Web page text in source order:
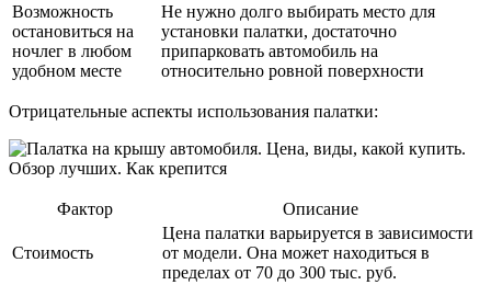
Возможность
остановиться на
ночлег в любом
удобном месте
Не нужно долго выбирать место для
установки палатки, достаточно
припарковать автомобиль на
относительно ровной поверхности
Отрицательные аспекты использования палатки:
Фактор Описание
Стоимость
Цена палатки варьируется в зависимости
от модели. Она может находиться в
пределах от 70 до 300 тыс. руб.